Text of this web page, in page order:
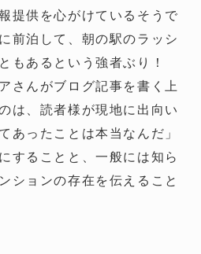
提供を心がけているそうで
前泊して、朝の駅のラッシ
もあるという強者ぶり！
さんがブログ記事を書く上
は、読者様が現地に出向い
あったことは本当なんだ」
することと、一般には知ら
ションの存在を伝えること